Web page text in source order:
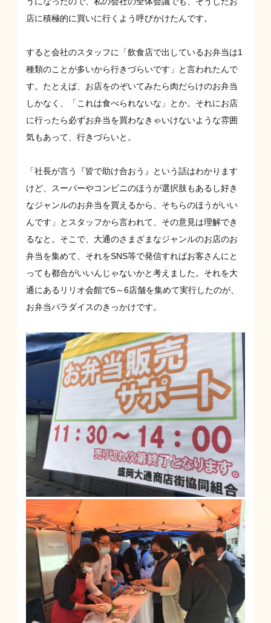
店に積極的に買いに行くよう呼びかけたんです。
すると会社のスタッフに「飲食店で出しているお弁当は1
種類のことが多いから行きづらいです」と言われたんで
す。たとえば、お店をのぞいてみたら肉だらけのお弁当
しかなく、「これは食べられないな」とか。それにお店
に行ったら必ずお弁当を買わなきゃいけないような雰囲
気もあって、行きづらいと。
「社長が言う『皆で助け合おう』という話はわかります
けど、スーパーやコンビニのほうが選択肢もあるし好き
なジャンルのお弁当を買えるから、そちらのほうがいい
んです」とスタッフから言われて、その意見は理解でき
るなと。そこで、大通のさまざまなジャンルのお店のお
弁当を集めて、それをSNS等で発信すればお客さんにと
っても都合がいいんじゃないかと考えました。それを大
通にあるリリオ会館で5～6店舗を集めて実行したのが、
お弁当パラダイスのきっかけです。